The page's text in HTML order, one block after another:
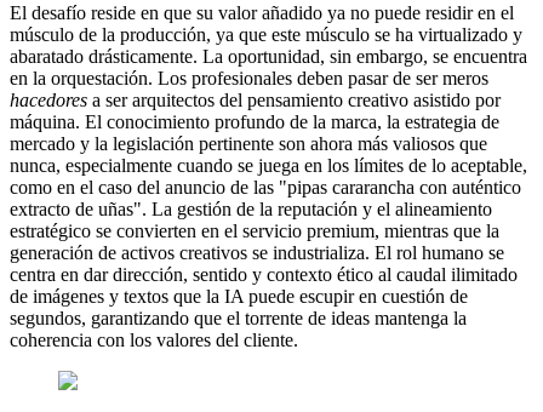
El desafío reside en que su valor añadido ya no puede residir en el
músculo de la producción, ya que este músculo se ha virtualizado y
abaratado drásticamente. La oportunidad, sin embargo, se encuentra
en la orquestación. Los profesionales deben pasar de ser meros
hacedores a ser arquitectos del pensamiento creativo asistido por
máquina. El conocimiento profundo de la marca, la estrategia de
mercado y la legislación pertinente son ahora más valiosos que
nunca, especialmente cuando se juega en los límites de lo aceptable,
como en el caso del anuncio de las "pipas cararancha con auténtico
extracto de uñas". La gestión de la reputación y el alineamiento
estratégico se convierten en el servicio premium, mientras que la
generación de activos creativos se industrializa. El rol humano se
centra en dar dirección, sentido y contexto ético al caudal ilimitado
de imágenes y textos que la IA puede escupir en cuestión de
segundos, garantizando que el torrente de ideas mantenga la
coherencia con los valores del cliente.